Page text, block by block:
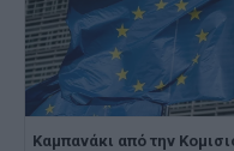
Καμπανάκι από την